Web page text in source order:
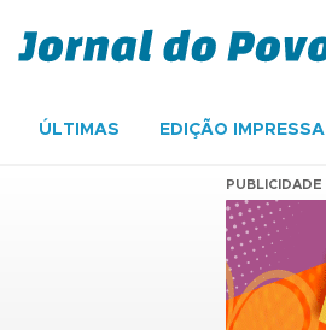
ÚLTIMAS EDIÇÃO IMPRESSA
PUBLICIDADE